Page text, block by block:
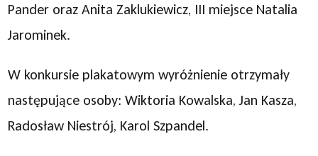
Pander oraz Anita Zaklukiewicz, III miejsce Natalia
Jarominek.
W konkursie plakatowym wyróżnienie otrzymały
następujące osoby: Wiktoria Kowalska, Jan Kasza,
Radosław Niestrój, Karol Szpandel.